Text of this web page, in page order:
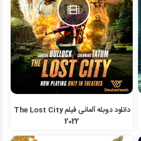
دانلود دوبله آلمانی فیلم The Lost City
2022